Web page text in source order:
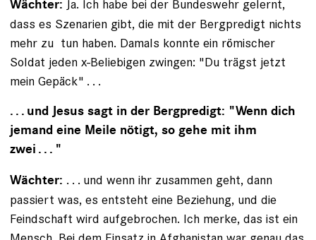
Wächter: Ja. Ich habe bei der Bundeswehr gelernt,
dass es Szenarien gibt, die mit der Bergpredigt nichts
mehr zu ­ tun haben. Damals konnte ein römischer
Soldat jeden x-Beliebigen zwingen: "Du trägst jetzt
mein Gepäck" . . .
. . . und Jesus sagt in der Bergpredigt: "Wenn dich
jemand eine Meile nötigt, so gehe mit ihm
zwei . . . "
Wächter: . . . und wenn ihr zusammen geht, dann
passiert was, es entsteht eine Beziehung, und die
Feindschaft wird aufgebrochen. Ich merke, das ist ein